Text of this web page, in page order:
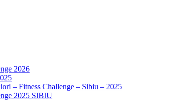
2026
– Fitness Challenge – Sibiu – 2025
2025 SIBIU